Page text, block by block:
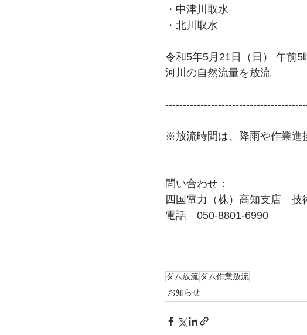
・中津川取水
・北川取水
令和5年5月21日（日） 午前
河川の自然流量を放流
※放流時間は、降雨や作業進
問い合わせ：
四国電力（株）高知支店　
電話　050-8801-6990
ダム放流 ダム作業放流
お知らせ